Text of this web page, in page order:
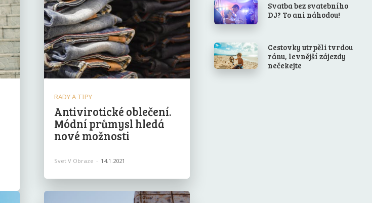
RADY A TIPY
Antivirotické oblečení.
Módní průmysl hledá
nové možnosti
Svet V Obraze - 14.1.2021
Svatba bez svatebního
DJ? To ani náhodou!
Cestovky utrpěli tvrdou
ránu, levnější zájezdy
nečekejte